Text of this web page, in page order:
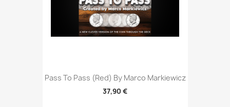
Pass To Pass (Red) By Marco Markiewicz
37,90 €